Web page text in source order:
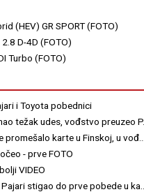
(HEV) GR SPORT (FOTO)
D-4D (FOTO)
Turbo (FOTO)
i Toyota pobednici
težak udes, vođstvo preuzeo P...
karte u Finskoj, u vođ...
- prve FOTO
VIDEO
stigao do prve pobede u ka...